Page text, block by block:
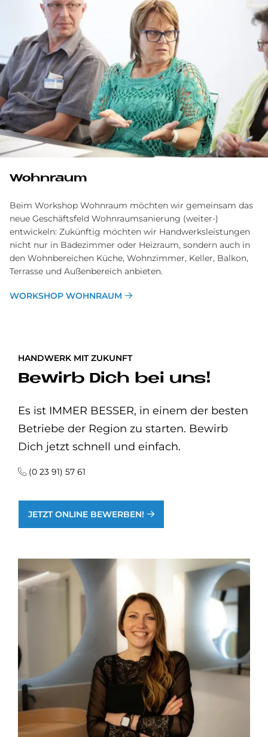
Wohnraum
Beim Workshop Wohnraum möchten wir gemeinsam das
neue Geschäftsfeld Wohnraumsanierung (weiter-)
entwickeln: Zukünftig möchten wir Handwerksleistungen
nicht nur in Badezimmer oder Heizraum, sondern auch in
den Wohnbereichen Küche, Wohnzimmer, Keller, Balkon,
Terrasse und Außenbereich anbieten.
WORKSHOP WOHNRAUM
HANDWERK MIT ZUKUNFT
Bewirb Dich bei uns!
Es ist IMMER BESSER, in einem der besten
Betriebe der Region zu starten. Bewirb
Dich jetzt schnell und einfach.
(0 23 91) 57 61
JETZT ONLINE BEWERBEN!